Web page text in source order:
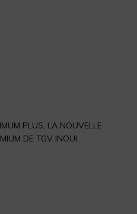
PLUS, LA NOUVELLE
DE TGV INOUI